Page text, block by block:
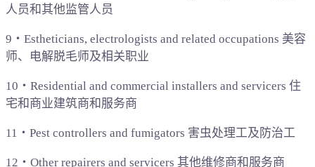
人员和其他监管人员
9‧Estheticians, electrologists and related occupations 美容
师、电解脱毛师及相关职业
10‧Residential and commercial installers and servicers 住
宅和商业建筑商和服务商
11‧Pest controllers and fumigators 害虫处理工及防治工
12‧Other repairers and servicers 其他维修商和服务商